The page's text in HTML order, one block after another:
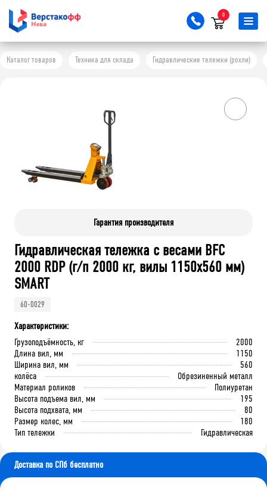
0
Каталог товаров Техника для склада Гидравлические тележки (рохли)
Гарантия производителя
Гидравлическая тележка с весами BFC
2000 RDP (г/п 2000 кг, вилы 1150x560 мм)
SMART
60-0029
Характеристики:
Грузоподъёмность, кг
2000
Длина вил, мм
1150
Ширина вил, мм
560
колёса
Обрезиненный металл
Материал роликов
Полиуретан
Высота подъема вил, мм
195
Высота подхвата, мм
80
Размер колес, мм
180
Тип тележки
Гидравлическая
Доставка по СПб бесплатно